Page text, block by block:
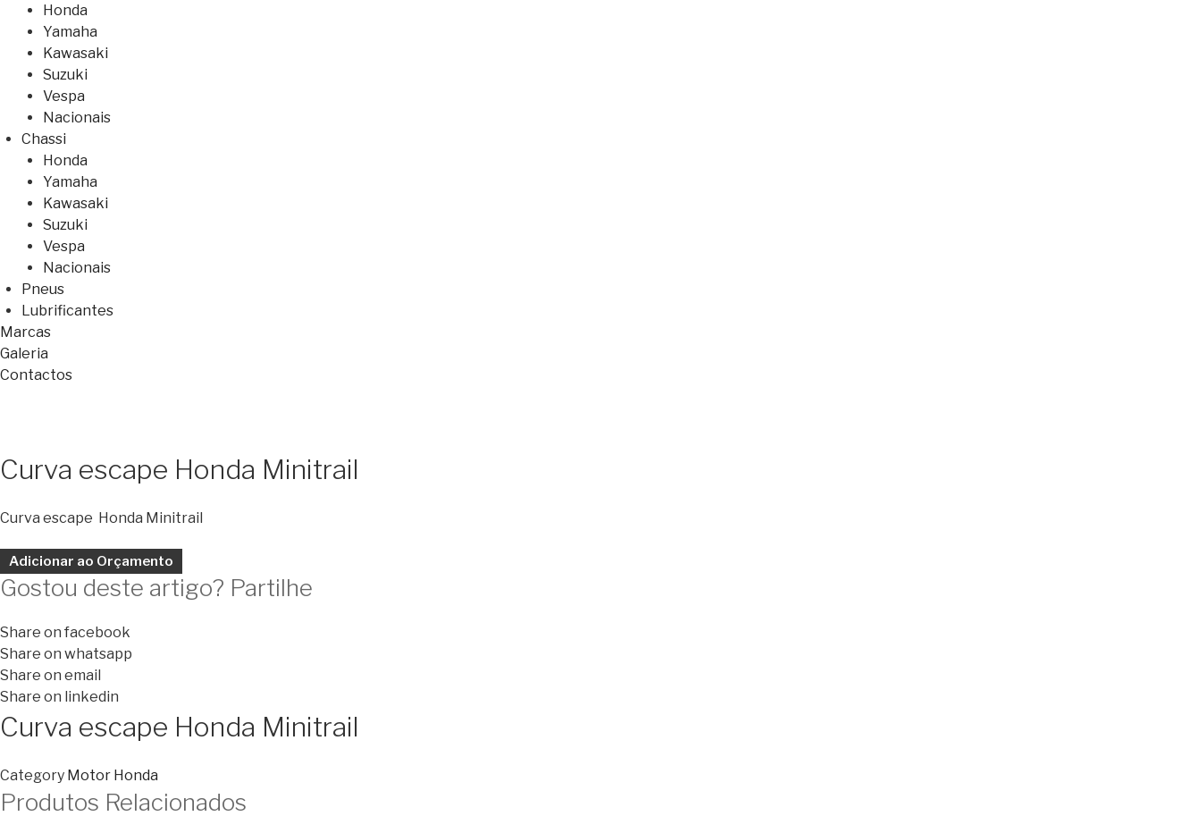
Honda
Yamaha
Kawasaki
Suzuki
Vespa
Nacionais
Chassi
Honda
Yamaha
Kawasaki
Suzuki
Vespa
Nacionais
Pneus
Lubrificantes
Marcas
Galeria
Contactos
Curva escape Honda Minitrail
Curva escape Honda Minitrail
Adicionar ao Orçamento
Gostou deste artigo? Partilhe
Share on facebook
Share on whatsapp
Share on email
Share on linkedin
Curva escape Honda Minitrail
Category Motor Honda
Produtos Relacionados